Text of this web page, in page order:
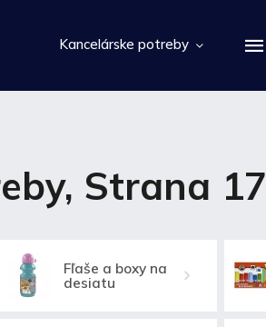
Kancelárske potreby
, Strana 17
Fľaše a boxy na
desiatu